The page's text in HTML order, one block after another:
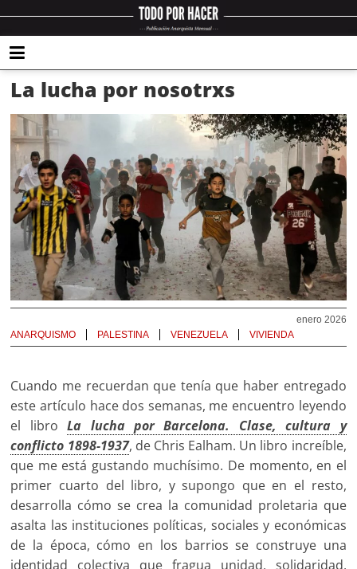
La lucha por nosotrxs
enero 2026
ANARQUISMO
PALESTINA VENEZUELA VIVIENDA
Cuando me recuerdan que tenía que haber entregado
este artículo hace dos semanas, me encuentro leyendo
el libroLa lucha por Barcelona. Clase, cultura y
conflicto 1898-1937, de Chris Ealham. Un libro increíble,
que me está gustando muchísimo. De momento, en el
primer cuarto del libro, y supongo que en el resto,
desarrolla cómo se crea la comunidad proletaria que
asalta las instituciones políticas, sociales y económicas
de la época, cómo en los barrios se construye una
identidad colectiva que fragua unidad, solidaridad,